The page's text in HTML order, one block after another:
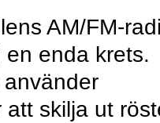
AM/FM-
enda krets.
skilja ut